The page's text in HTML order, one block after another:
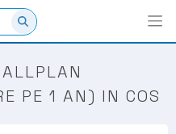
PE 1 AN) IN COS